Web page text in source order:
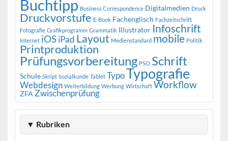
Buchtipp Business Correspondence Digitalmedien Druck
Druckvorstufe E-Book Fachenglisch Fachzeitschrift
Fotografie Grafikprogramm Grammatik Illustrator Infoschrift
Internet iOSiPad Layout Medienstandard mobile Politik
Printproduktion
Prüfungsvorbereitung PSO Schrift
Schule Skript Sozialkunde Tablet TypoTypografie
Webdesign Weiterbildung Werbung Wirtschaft Workflow
ZFA Zwischenprüfung
▼ Rubriken